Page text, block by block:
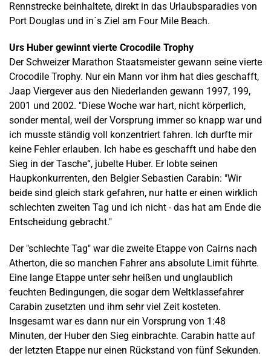
Rennstrecke beinhaltete, direkt in das Urlaubsparadies von
Port Douglas und in´s Ziel am Four Mile Beach.
Urs Huber gewinnt vierte Crocodile Trophy
Der Schweizer Marathon Staatsmeister gewann seine vierte
Crocodile Trophy. Nur ein Mann vor ihm hat dies geschafft,
Jaap Viergever aus den Niederlanden gewann 1997, 199,
2001 und 2002. "Diese Woche war hart, nicht körperlich,
sonder mental, weil der Vorsprung immer so knapp war und
ich musste ständig voll konzentriert fahren. Ich durfte mir
keine Fehler erlauben. Ich habe es geschafft und habe den
Sieg in der Tasche“, jubelte Huber. Er lobte seinen
Haupkonkurrenten, den Belgier Sebastien Carabin: "Wir
beide sind gleich stark gefahren, nur hatte er einen wirklich
schlechten zweiten Tag und ich nicht - das hat am Ende die
Entscheidung gebracht."
Der "schlechte Tag" war die zweite Etappe von Cairns nach
Atherton, die so manchen Fahrer ans absolute Limit führte.
Eine lange Etappe unter sehr heißen und unglaublich
feuchten Bedingungen, die sogar dem Weltklassefahrer
Carabin zusetzten und ihm sehr viel Zeit kosteten.
Insgesamt war es dann nur ein Vorsprung von 1:48
Minuten, der Huber den Sieg einbrachte. Carabin hatte auf
der letzten Etappe nur einen Rückstand von fünf Sekunden.